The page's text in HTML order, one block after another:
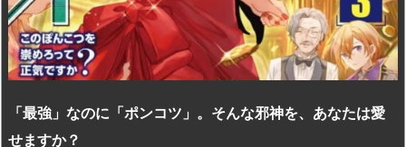
「最強」なのに「ポンコツ」。そんな邪神を、あなたは愛
せますか？